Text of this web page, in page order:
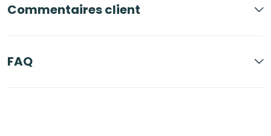
Commentaires client
FAQ